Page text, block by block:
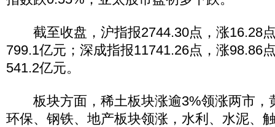
截至收盘，沪指报2744.30点，涨16.28
799.1亿元；深成指报11741.26点，涨98.86
541.2亿元。
板块方面，稀土板块涨逾3%领涨两市，
环保、钢铁、地产板块领涨，水利、水泥、